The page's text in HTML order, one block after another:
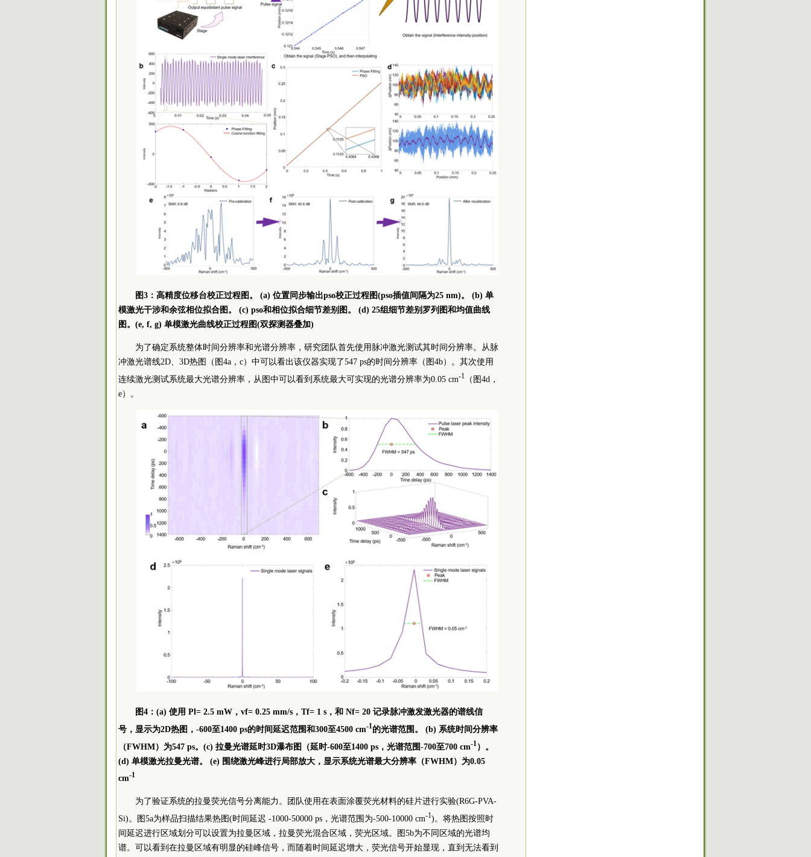
图3：高精度位移台校正过程图。 (a) 位置同步输出pso校正过程图(pso插值间隔为25 nm)。 (b) 单
模激光干涉和余弦相位拟合图。 (c) pso和相位拟合细节差别图。 (d) 25组细节差别罗列图和均值曲线
图。(e, f, g) 单模激光曲线校正过程图(双探测器叠加)
为了确定系统整体时间分辨率和光谱分辨率，研究团队首先使用脉冲激光测试其时间分辨率。从脉
冲激光谱线2D、3D热图（图4a，c）中可以看出该仪器实现了547 ps的时间分辨率（图4b）。其次使用
连续激光测试系统最大光谱分辨率，从图中可以看到系统最大可实现的光谱分辨率为0.05 cm-1 （图4d，
e）。
图4：(a) 使用 Pl= 2.5 mW，vf= 0.25 mm/s，Tf= 1 s，和 Nf= 20 记录脉冲激发激光器的谱线信
号，显示为2D热图，-600至1400 ps的时间延迟范围和300至4500 cm-1的光谱范围。 (b) 系统时间分辨率
（FWHM）为547 ps。(c) 拉曼光谱延时3D瀑布图（延时-600至1400 ps，光谱范围-700至700 cm-1）。
(d) 单模激光拉曼光谱。 (e) 围绕激光峰进行局部放大，显示系统光谱最大分辨率（FWHM）为0.05
cm-1
为了验证系统的拉曼荧光信号分离能力。团队使用在表面涂覆荧光材料的硅片进行实验(R6G-PVA-
Si)。图5a为样品扫描结果热图(时间延迟 -1000-50000 ps，光谱范围为-500-10000 cm-1)。将热图按照时
间延迟进行区域划分可以设置为拉曼区域，拉曼荧光混合区域，荧光区域。图5b为不同区域的光谱均
谱。可以看到在拉曼区域有明显的硅峰信号，而随着时间延迟增大，荧光信号开始显现，直到无法看到